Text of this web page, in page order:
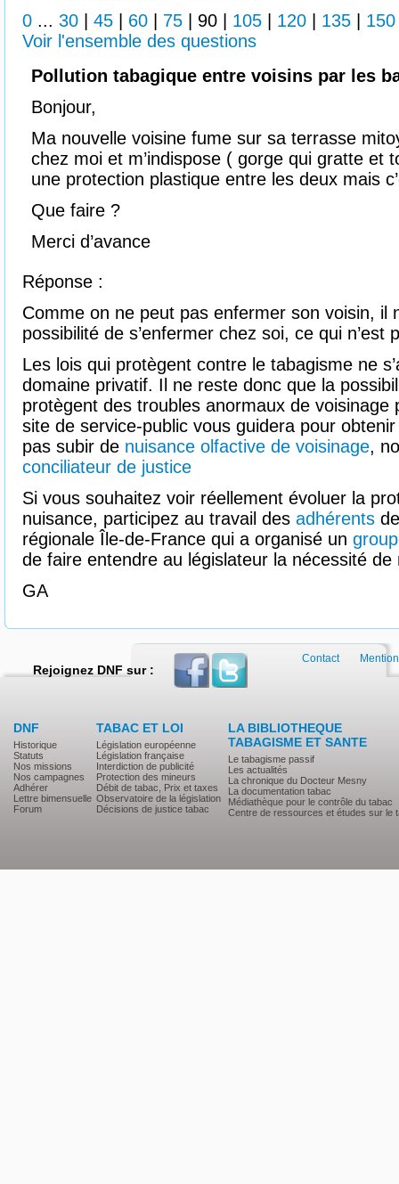
0 ... 30 45 60 75 90 105 120 135 150
Voir l'ensemble des questions
Pollution tabagique entre voisins par les
Bonjour,
Ma nouvelle voisine fume sur sa terrasse
chez moi et m’indispose ( gorge qui gratte et
une protection plastique entre les deux mais
Que faire ?
Merci d’avance
Réponse :
Comme on ne peut pas enfermer son voisin, il
possibilité de s’enfermer chez soi, ce qui n’est
Les lois qui protègent contre le tabagisme ne
domaine privatif. Il ne reste donc que la
protègent des troubles anormaux de voisinage
site de service-public vous guidera pour
pas subir de nuisance olfactive de voisinage,
conciliateur de justice
Si vous souhaitez voir réellement évoluer la
nuisance, participez au travail des adhérents
régionale Île-de-France qui a organisé un
de faire entendre au législateur la nécessité
GA
Rejoignez DNF sur :
DNF
Historique
Statuts
Nos missions
Nos campagnes
Adhérer
Lettre bimensuelle
Forum
TABAC ET LOI
Législation européenne
Législation française
Interdiction de publicité
Protection des mineurs
Débit de tabac, Prix et taxes
Observatoire de la législation
Décisions de justice tabac
LA BIBLIOTHEQUE
TABAGISME ET SANTE
Le tabagisme passif
Les actualités
La chronique du Docteur Mesny
La documentation tabac
Médiathèque pour le contrôle du tabac
Centre de ressources et études sur le
Contact